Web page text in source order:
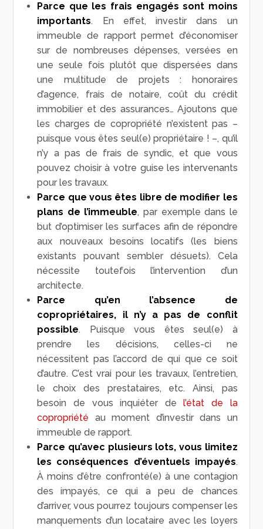
Parce que les frais engagés sont moins
importants. En effet, investir dans un
immeuble de rapport permet d’économiser
sur de nombreuses dépenses, versées en
une seule fois plutôt que dispersées dans
une multitude de projets : honoraires
d’agence, frais de notaire, coût du crédit
immobilier et des assurances… Ajoutons que
les charges de copropriété n’existent pas –
puisque vous êtes seul(e) propriétaire ! –, qu’il
n’y a pas de frais de syndic, et que vous
pouvez choisir à votre guise les intervenants
pour les travaux.
Parce que vous êtes libre de modifier les
plans de l’immeuble, par exemple dans le
but d’optimiser les surfaces afin de répondre
aux nouveaux besoins locatifs (les biens
existants pouvant sembler désuets). Cela
nécessite toutefois l’intervention d’un
architecte.
Parce qu’en l’absence de
copropriétaires, il n’y a pas de conflit
possible. Puisque vous êtes seul(e) à
prendre les décisions, celles-ci ne
nécessitent pas l’accord de qui que ce soit
d’autre. C’est vrai pour les travaux, l’entretien,
le choix des prestataires, etc. Ainsi, pas
besoin de vous inquiéter del’état de la
copropriété au moment d’investir dans un
immeuble de rapport.
Parce qu’avec plusieurs lots, vous limitez
les conséquences d’éventuels impayés.
À moins d’être confronté(e) à une contagion
des impayés, ce qui a peu de chances
d’arriver, vous pourrez toujours compenser les
manquements d’un locataire avec les loyers